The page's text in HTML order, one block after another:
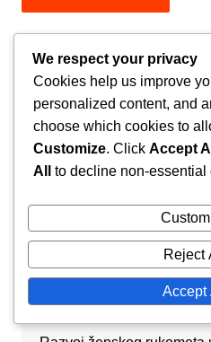
Poveznice
O stranici
We respect your privacy
Cookies help us improve
personalized content, and
choose which cookies to
Customize. Click Accept All
All
to decline non-essential
Reject
Accept